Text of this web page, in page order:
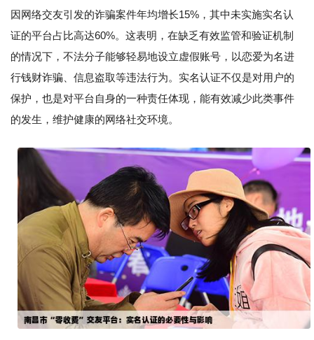
因网络交友引发的诈骗案件年均增长15%，其中未实施实名认
证的平台占比高达60%。这表明，在缺乏有效监管和验证机制
的情况下，不法分子能够轻易地设立虚假账号，以恋爱为名进
行钱财诈骗、信息盗取等违法行为。实名认证不仅是对用户的
保护，也是对平台自身的一种责任体现，能有效减少此类事件
的发生，维护健康的网络社交环境。